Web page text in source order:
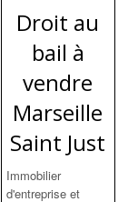
Droit au
bail à
vendre
Marseille
Saint Just
Immobilier
d'entreprise et